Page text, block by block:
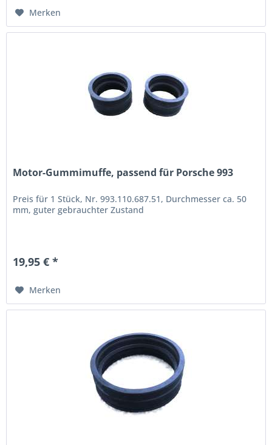
Merken
Motor-Gummimuffe, passend für Porsche 993
Preis für 1 Stück, Nr. 993.110.687.51, Durchmesser ca. 50
mm, guter gebrauchter Zustand
19,95 € *
Merken